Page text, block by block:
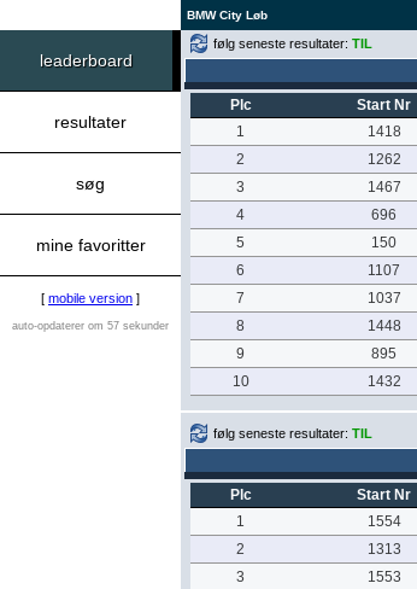
BMW City Løb
leaderboard
resultater
søg
mine favoritter
[ mobile version ]
auto-opdaterer om 57 sekunder
følg seneste resultater: TIL
Plc Start Nr
1
1418
2
1262
3
1467
4
696
5
150
6
1107
7
1037
8
1448
9
895
10
1432
følg seneste resultater: TIL
Plc Start Nr
1
1554
2
1313
3
1553